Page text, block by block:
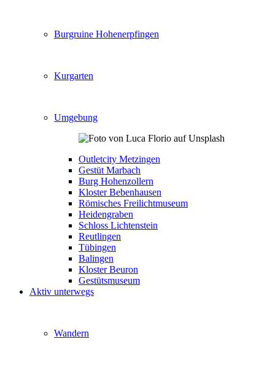
Burgruine Hohenerpfingen
Kurgarten
Umgebung
Outletcity Metzingen
Gestüt Marbach
Burg Hohenzollern
Kloster Bebenhausen
Römisches Freilichtmuseum
Heidengraben
Schloss Lichtenstein
Reutlingen
Tübingen
Balingen
Kloster Beuron
Gestütsmuseum
Aktiv unterwegs
Wandern